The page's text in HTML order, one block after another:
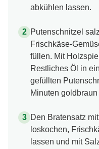
abkühlen lassen.
Putenschnitzel
Frischkäse-
füllen. Mit
Restliches Öl in
gefüllten
Minuten goldbraun
Den Bratensatz
loskochen,
lassen und mit